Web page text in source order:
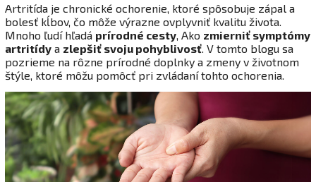
Artritída je chronické ochorenie, ktoré spôsobuje zápal a
bolesť kĺbov, čo môže výrazne ovplyvniť kvalitu života.
Mnoho ľudí hľadá prírodné cesty, Ako zmierniť symptómy
artritídy a zlepšiť svoju pohyblivosť. V tomto blogu sa
pozrieme na rôzne prírodné doplnky a zmeny v životnom
štýle, ktoré môžu pomôcť pri zvládaní tohto ochorenia.